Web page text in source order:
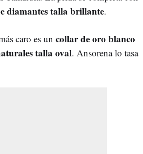
diamantes talla brillante.
caro es un collar de oro blanco
talla oval. Ansorena lo tasa